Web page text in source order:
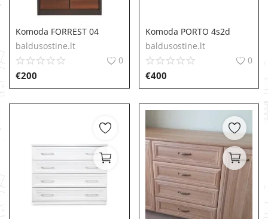
Komoda FORREST 04
baldusostine.lt
0
€200
Komoda PORTO 4s2d
baldusostine.lt
0
€400